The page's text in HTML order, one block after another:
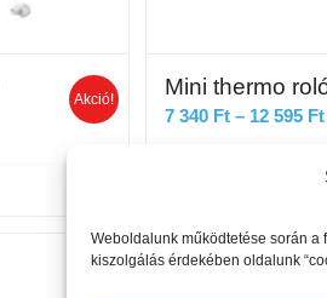
Weboldalunk működtetése során
kiszolgálás érdekében oldalunk
Akció! Mini thermo
7 340 Ft – 12 595 Ft